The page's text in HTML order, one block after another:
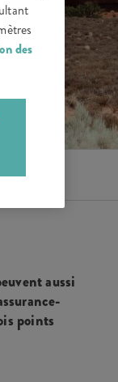
aussi
points
des